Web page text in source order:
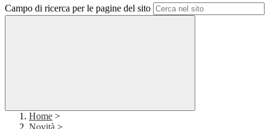
Campo di ricerca per le pagine del sito
Home >